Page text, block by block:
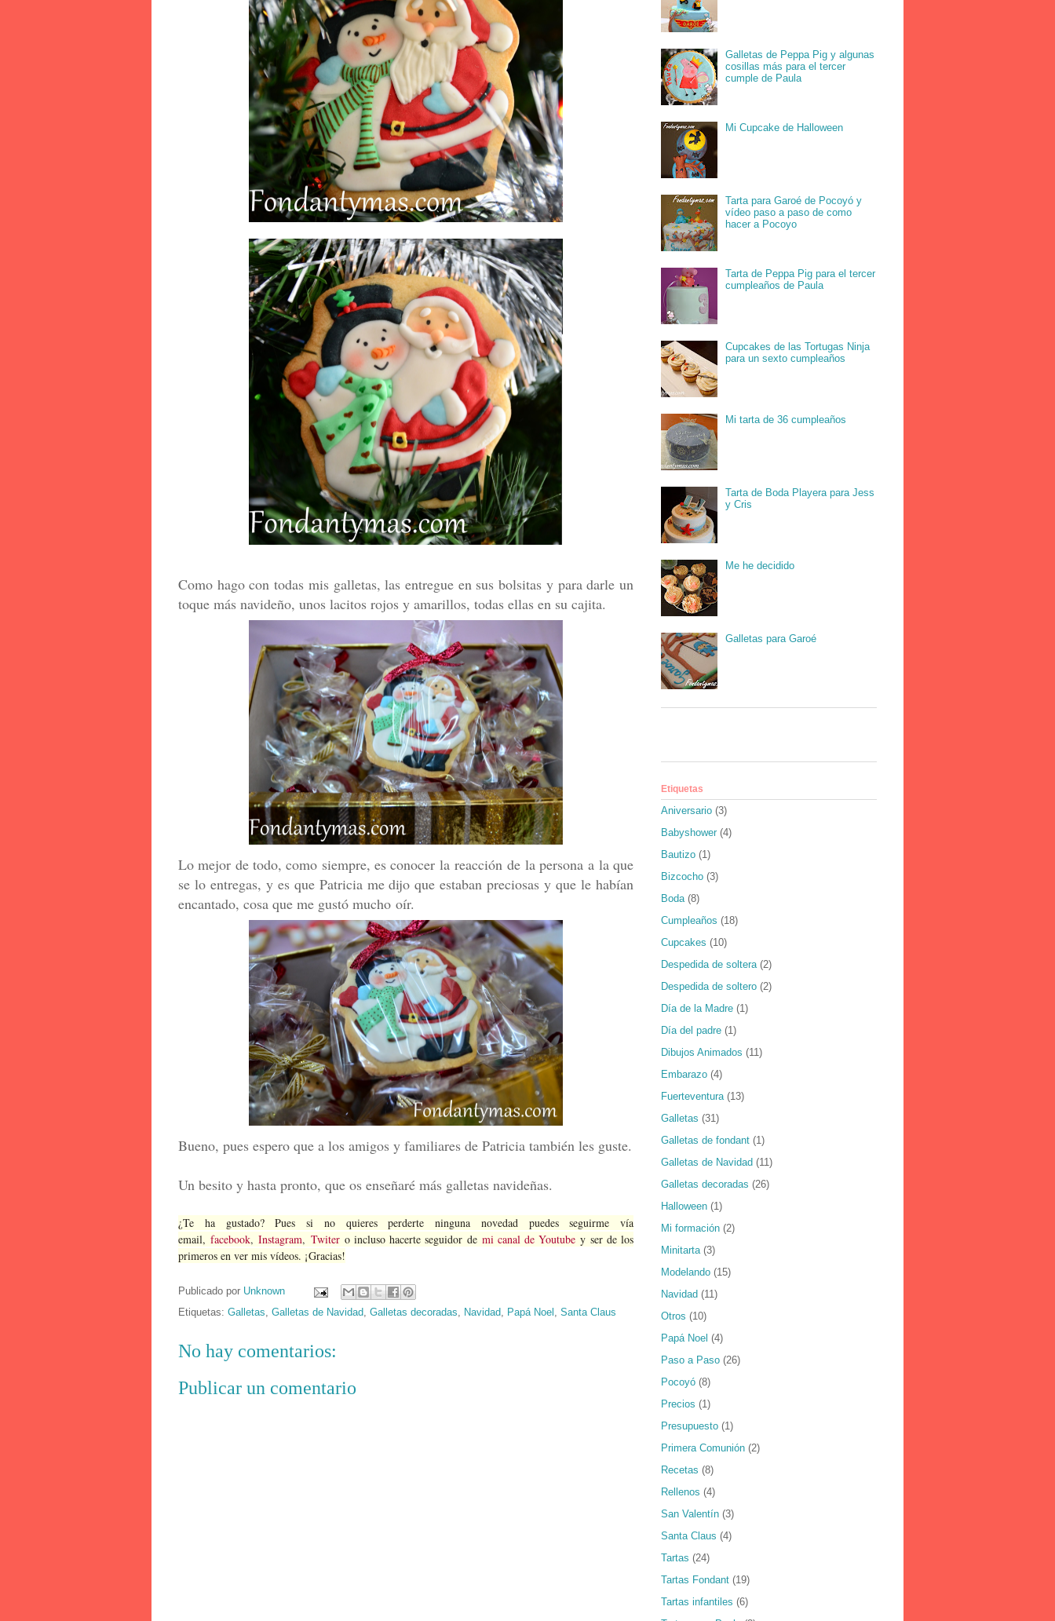
Como hago con todas mis galletas, las entregue en sus bolsitas y para darle un
toque más navideño, unos lacitos rojos y amarillos, todas ellas en su cajita.
Lo mejor de todo, como siempre, es conocer la reacción de la persona a la que
se lo entregas, y es que Patricia me dijo que estaban preciosas y que le habían
encantado, cosa que me gustó mucho oír.
Bueno, pues espero que a los amigos y familiares de Patricia también les guste.
Un besito y hasta pronto, que os enseñaré más galletas navideñas.
¿Te ha gustado? Pues si no quieres perderte ninguna novedad puedes seguirme vía
email,facebook,Instagram, Twitero incluso hacerte seguidor de mi canal de Youtube y ser de los
primeros en ver mis vídeos. ¡Gracias!
Publicado por Unknown
Etiquetas: Galletas, Galletas de Navidad, Galletas decoradas, Navidad, Papá Noel , Santa Claus
No hay comentarios:
Publicar un comentario
Galletas de Peppa Pig y algunas
cosillas más para el tercer
cumple de Paula
Mi Cupcake de Halloween
Tarta para Garoé de Pocoyó y
vídeo paso a paso de como
hacer a Pocoyo
Tarta de Peppa Pig para el tercer
cumpleaños de Paula
Cupcakes de las Tortugas Ninja
para un sexto cumpleaños
Mi tarta de 36 cumpleaños
Tarta de Boda Playera para Jess
y Cris
Me he decidido
Galletas para Garoé
Etiquetas
Aniversario (3)
Babyshower (4)
Bautizo (1)
Bizcocho (3)
Boda (8)
Cumpleaños (18)
Cupcakes (10)
Despedida de soltera (2)
Despedida de soltero (2)
Día de la Madre (1)
Día del padre (1)
Dibujos Animados (11)
Embarazo (4)
Fuerteventura (13)
Galletas (31)
Galletas de fondant (1)
Galletas de Navidad (11)
Galletas decoradas (26)
Halloween (1)
Mi formación (2)
Minitarta (3)
Modelando (15)
Navidad (11)
Otros (10)
Papá Noel (4)
Paso a Paso (26)
Pocoyó (8)
Precios (1)
Presupuesto (1)
Primera Comunión (2)
Recetas (8)
Rellenos (4)
San Valentín (3)
Santa Claus (4)
Tartas (24)
Tartas Fondant (19)
Tartas infantiles (6)